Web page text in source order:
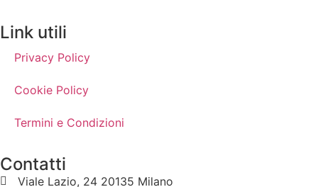
Link utili
Privacy Policy
Cookie Policy
Termini e Condizioni
Contatti
Viale Lazio, 24 20135 Milano